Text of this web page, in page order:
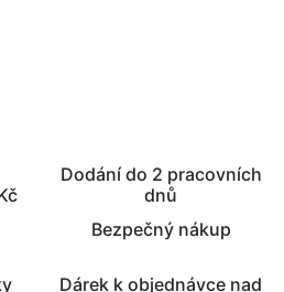
Dodání do 2 pracovních
dnů
Bezpečný nákup
Dárek k objednávce nad